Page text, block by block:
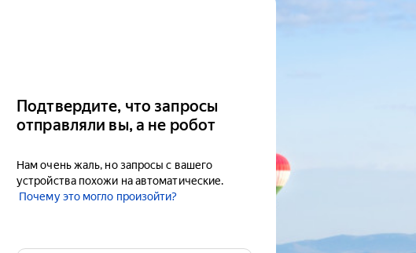
Подтвердите, что запросы
отправляли вы, а не робот
Нам очень жаль, но запросы с вашего
устройства похожи на автоматические.
Почему это могло произойти?